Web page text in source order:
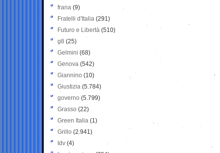
frana (9)
Fratelli d'Italia (291)
Futuro e Libertà (510)
g8 (25)
Gelmini (68)
Genova (542)
Giannino (10)
Giustizia (5.784)
governo (5.799)
Grasso (22)
Green Italia (1)
Grillo (2.941)
Idv (4)